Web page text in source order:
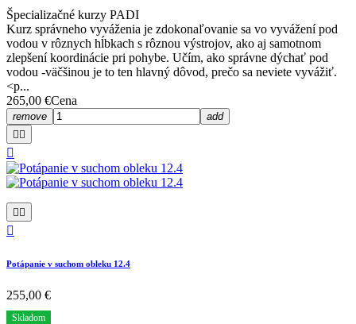
Špecializačné kurzy PADI
Kurz správneho vyváženia je zdokonaľovanie sa vo vyvážení pod
vodou v rôznych hĺbkach s rôznou výstrojov, ako aj samotnom
zlepšení koordinácie pri pohybe. Učím, ako správne dýchať pod
vodou -väčšinou je to ten hlavný dôvod, prečo sa neviete vyvážiť.
<p...
265,00 €Cena
remove
add




Potápanie v suchom obleku 12.4
255,00 €
Skladom